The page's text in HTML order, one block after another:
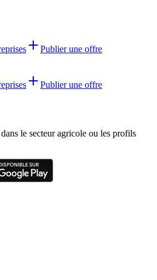
Publier une offre
Publier une offre
le secteur agricole ou les profils